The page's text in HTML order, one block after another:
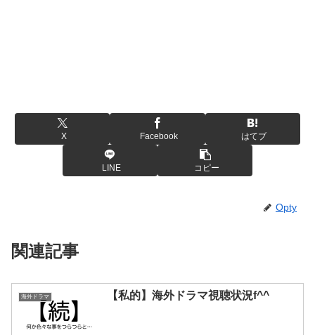
X Facebook はてブ
LINE コピー
Opty
関連記事
海外ドラマ 【私的】海外ドラマ視聴状況f^^